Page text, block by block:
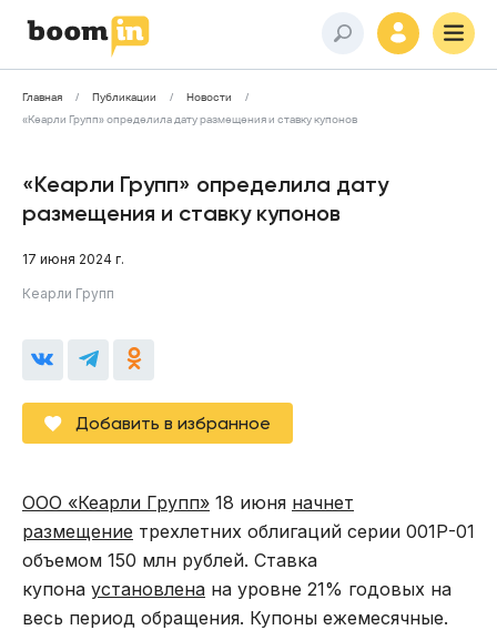
Главная Публикации
Новости
«Кеарли Групп» определила дату размещения и ставку купонов
«Кеарли Групп» определила дату
размещения и ставку купонов
17 июня 2024 г.
Кеарли Групп
Добавить в избранное
ООО «Кеарли Групп» 18 июня начнет
размещение трехлетних облигаций серии 001Р-01
объемом 150 млн рублей. Ставка
купона установлена на уровне 21% годовых на
весь период обращения. Купоны ежемесячные.